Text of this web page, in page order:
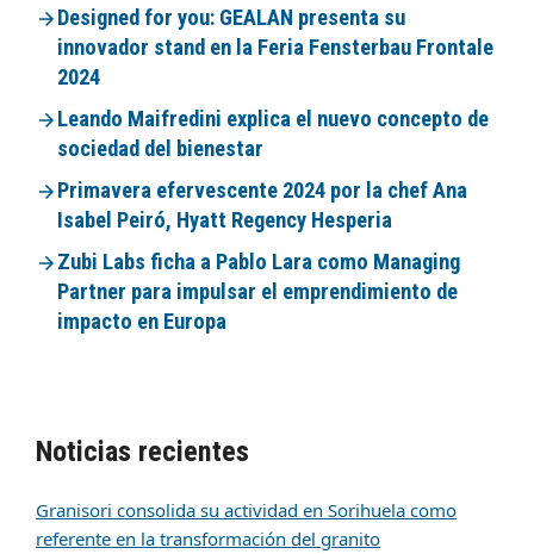
Designed for you: GEALAN presenta su
innovador stand en la Feria Fensterbau Frontale
2024
Leando Maifredini explica el nuevo concepto de
sociedad del bienestar
Primavera efervescente 2024 por la chef Ana
Isabel Peiró, Hyatt Regency Hesperia
Zubi Labs ficha a Pablo Lara como Managing
Partner para impulsar el emprendimiento de
impacto en Europa
Noticias recientes
Granisori consolida su actividad en Sorihuela como
referente en la transformación del granito